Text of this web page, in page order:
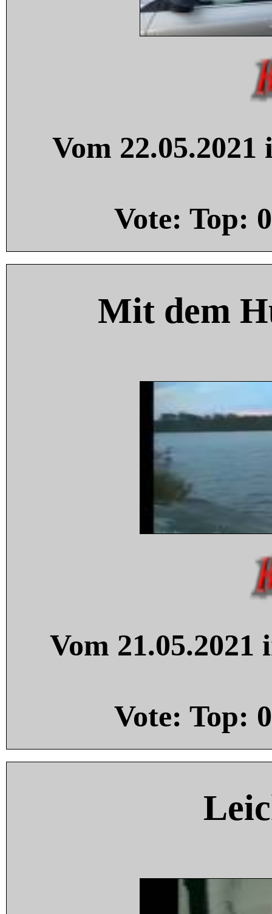
Vom
Vote: Top: 0
Mit dem
Vom
Vote: Top: 0